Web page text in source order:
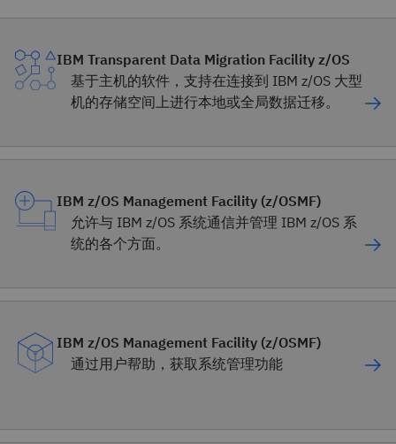
IBM Transparent Data Migration Facility z/OS
基于主机的软件，支持在连接到 IBM z/OS 大型
机的存储空间上进行本地或全局数据迁移。
IBM z/OS Management Facility (z/OSMF)
允许与 IBM z/OS 系统通信并管理 IBM z/OS 系
统的各个方面。
IBM z/OS Management Facility (z/OSMF)
通过用户帮助，获取系统管理功能